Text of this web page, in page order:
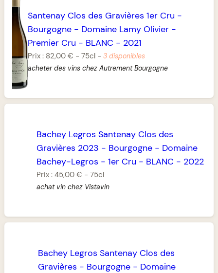
Santenay Clos des Gravières 1er Cru -
Bourgogne - Domaine Lamy Olivier -
Premier Cru - BLANC - 2021
Prix : 82,00 € -75cl -3 disponibles
acheter des vins chez Autrement Bourgogne
Bachey Legros Santenay Clos des
Gravières 2023 - Bourgogne - Domaine
Bachey-Legros -1er Cru - BLANC - 2022
Prix :45,00 € -75cl
achat vin chez Vistavin
Bachey Legros Santenay Clos des
Gravières - Bourgogne- Domaine